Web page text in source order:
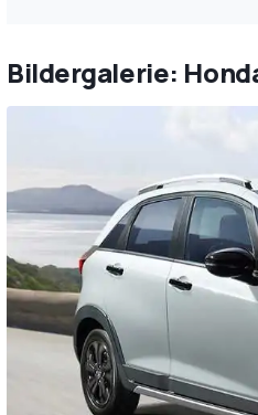
Bildergalerie: